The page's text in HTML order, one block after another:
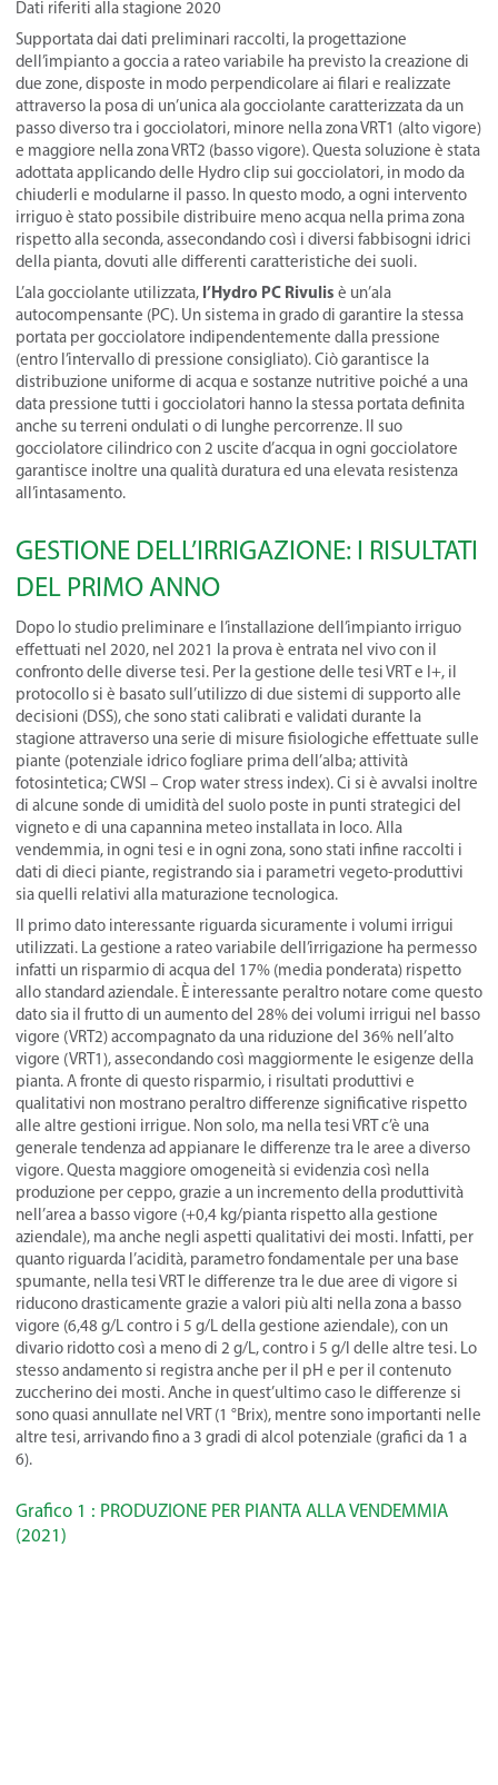
Dati riferiti alla stagione 2020
Supportata dai dati preliminari raccolti, la progettazione
dell’impianto a goccia a rateo variabile ha previsto la creazione di
due zone, disposte in modo perpendicolare ai filari e realizzate
attraverso la posa di un’unica ala gocciolante caratterizzata da un
passo diverso tra i gocciolatori, minore nella zona VRT1 (alto vigore)
e maggiore nella zona VRT2 (basso vigore). Questa soluzione è stata
adottata applicando delle Hydro clip sui gocciolatori, in modo da
chiuderli e modularne il passo. In questo modo, a ogni intervento
irriguo è stato possibile distribuire meno acqua nella prima zona
rispetto alla seconda, assecondando così i diversi fabbisogni idrici
della pianta, dovuti alle differenti caratteristiche dei suoli.
L’ala gocciolante utilizzata, l’Hydro PC Rivulis è un’ala
autocompensante (PC). Un sistema in grado di garantire la stessa
portata per gocciolatore indipendentemente dalla pressione
(entro l’intervallo di pressione consigliato). Ciò garantisce la
distribuzione uniforme di acqua e sostanze nutritive poiché a una
data pressione tutti i gocciolatori hanno la stessa portata definita
anche su terreni ondulati o di lunghe percorrenze. Il suo
gocciolatore cilindrico con 2 uscite d’acqua in ogni gocciolatore
garantisce inoltre una qualità duratura ed una elevata resistenza
all’intasamento.
GESTIONE DELL’IRRIGAZIONE: I RISULTATI
DEL PRIMO ANNO
Dopo lo studio preliminare e l’installazione dell’impianto irriguo
effettuati nel 2020, nel 2021 la prova è entrata nel vivo con il
confronto delle diverse tesi. Per la gestione delle tesi VRT e I+, il
protocollo si è basato sull’utilizzo di due sistemi di supporto alle
decisioni (DSS), che sono stati calibrati e validati durante la
stagione attraverso una serie di misure fisiologiche effettuate sulle
piante (potenziale idrico fogliare prima dell’alba; attività
fotosintetica; CWSI – Crop water stress index). Ci si è avvalsi inoltre
di alcune sonde di umidità del suolo poste in punti strategici del
vigneto e di una capannina meteo installata in loco. Alla
vendemmia, in ogni tesi e in ogni zona, sono stati infine raccolti i
dati di dieci piante, registrando sia i parametri vegeto-produttivi
sia quelli relativi alla maturazione tecnologica.
Il primo dato interessante riguarda sicuramente i volumi irrigui
utilizzati. La gestione a rateo variabile dell’irrigazione ha permesso
infatti un risparmio di acqua del 17% (media ponderata) rispetto
allo standard aziendale. È interessante peraltro notare come questo
dato sia il frutto di un aumento del 28% dei volumi irrigui nel basso
vigore (VRT2) accompagnato da una riduzione del 36% nell’alto
vigore (VRT1), assecondando così maggiormente le esigenze della
pianta. A fronte di questo risparmio, i risultati produttivi e
qualitativi non mostrano peraltro differenze significative rispetto
alle altre gestioni irrigue. Non solo, ma nella tesi VRT c’è una
generale tendenza ad appianare le differenze tra le aree a diverso
vigore. Questa maggiore omogeneità si evidenzia così nella
produzione per ceppo, grazie a un incremento della produttività
nell’area a basso vigore (+0,4 kg/pianta rispetto alla gestione
aziendale), ma anche negli aspetti qualitativi dei mosti. Infatti, per
quanto riguarda l’acidità, parametro fondamentale per una base
spumante, nella tesi VRT le differenze tra le due aree di vigore si
riducono drasticamente grazie a valori più alti nella zona a basso
vigore (6,48 g/L contro i 5 g/L della gestione aziendale), con un
divario ridotto così a meno di 2 g/L, contro i 5 g/l delle altre tesi. Lo
stesso andamento si registra anche per il pH e per il contenuto
zuccherino dei mosti. Anche in quest’ultimo caso le differenze si
sono quasi annullate nel VRT (1 °Brix), mentre sono importanti nelle
altre tesi, arrivando fino a 3 gradi di alcol potenziale (grafici da 1 a
6).
Grafico 1 : PRODUZIONE PER PIANTA ALLA VENDEMMIA
(2021)